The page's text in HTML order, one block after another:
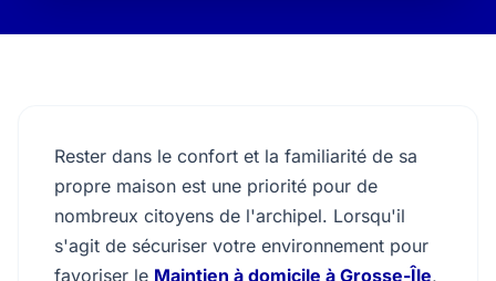
Rester dans le confort et la familiarité de sa
propre maison est une priorité pour de
nombreux citoyens de l'archipel. Lorsqu'il
s'agit de sécuriser votre environnement pour
favoriser le Maintien à domicile à Grosse-Île,